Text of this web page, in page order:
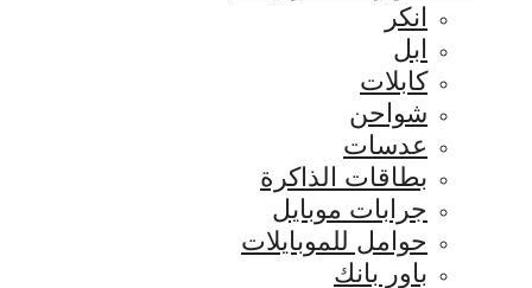
انكر
ابل
كابلات
شواحن
عدسات
بطاقات الذاكرة
جرابات موبايل
حوامل للموبايلات
باور بانك